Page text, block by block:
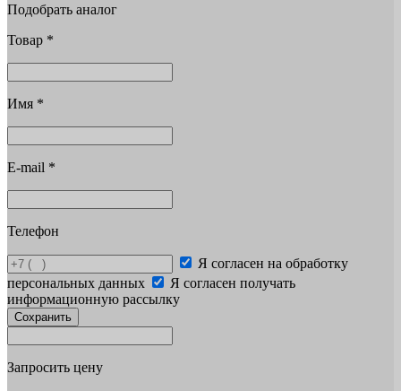
Подобрать аналог
Товар *
Имя *
E-mail *
Телефон
Я согласен на обработку
персональных данных
Я согласен получать
информационную рассылку
Сохранить
Запросить цену